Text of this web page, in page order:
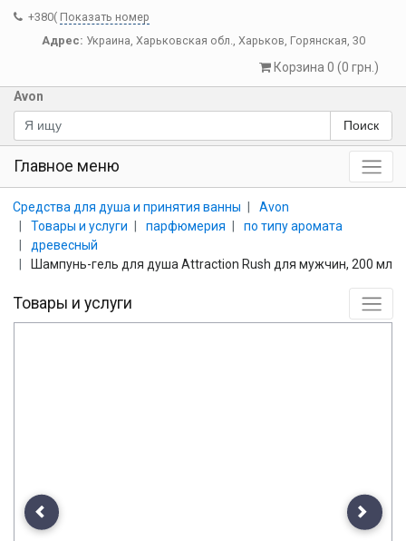
+380( Показать номер
Адрес: Украина, Харьковская обл., Харьков, Горянская, 30
Корзина 0 (0 грн.)
Avon
Поиск
Главное меню
Средства для душа и принятия ванны
Avon
Товары и услуги
парфюмерия
по типу аромата
древесный
Шампунь-гель для душа Attraction Rush для мужчин, 200 мл
Товары и услуги
Previous Next